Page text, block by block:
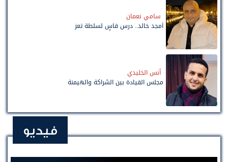
سامي نعمان
أمجد خالد.. درس قاسٍ لسلطة تعز
أنس الخليدي
مجلس القيادة بين الشراكة والهيمنة
فيديو